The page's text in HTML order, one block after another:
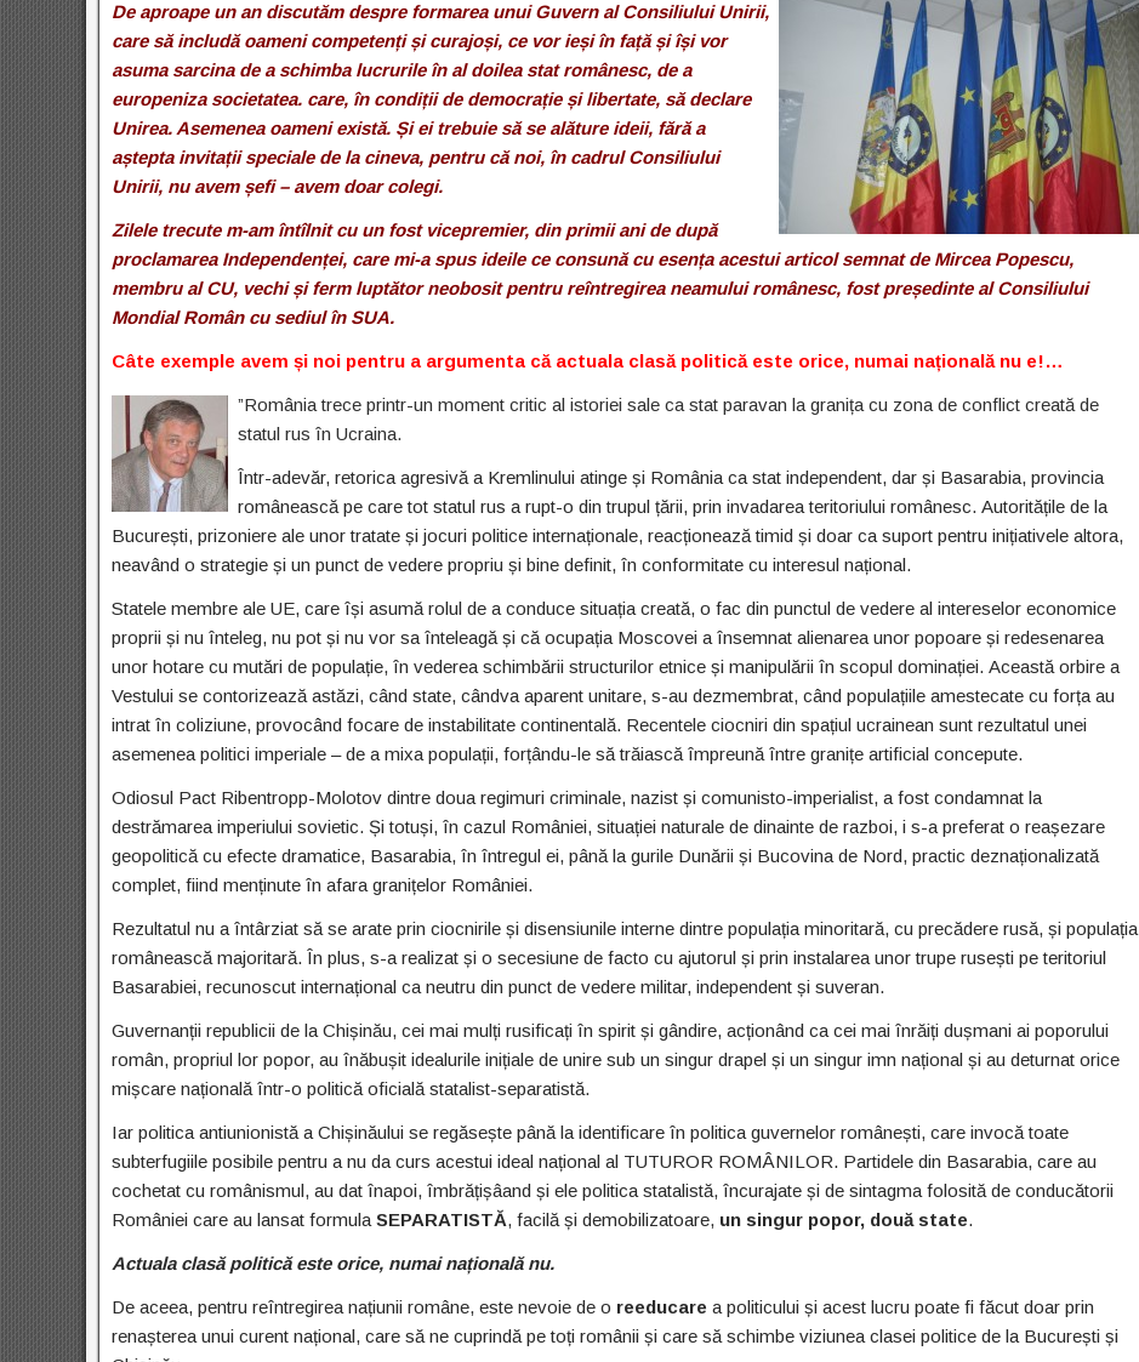
De aproape un an discutăm despre formarea unui Guvern al Consiliului Unirii,
care să includă oameni competenți și curajoși, ce vor ieși în față și își vor
asuma sarcina de a schimba lucrurile în al doilea stat românesc, de a
europeniza societatea. care, în condiții de democrație și libertate, să declare
Unirea. Asemenea oameni există. Și ei trebuie să se alăture ideii, fără a
aștepta invitații speciale de la cineva, pentru că noi, în cadrul Consiliului
Unirii, nu avem șefi – avem doar colegi.
Zilele trecute m-am întîlnit cu un fost vicepremier, din primii ani de după
proclamarea Independenței, care mi-a spus ideile ce consună cu esența acestui articol semnat de Mircea Popescu,
membru al CU, vechi și ferm luptător neobosit pentru reîntregirea neamului românesc, fost președinte al Consiliului
Mondial Român cu sediul în SUA.
Câte exemple avem și noi pentru a argumenta că actuala clasă politică este orice, numai națională nu e!…
”România trece printr-un moment critic al istoriei sale ca stat paravan la granița cu zona de conflict creată de
statul rus în Ucraina.
Într-adevăr, retorica agresivă a Kremlinului atinge și România ca stat independent, dar și Basarabia, provincia
românească pe care tot statul rus a rupt-o din trupul țării, prin invadarea teritoriului românesc. Autoritățile de la
București, prizoniere ale unor tratate și jocuri politice internaționale, reacționează timid și doar ca suport pentru inițiativele altora,
neavând o strategie și un punct de vedere propriu și bine definit, în conformitate cu interesul național.
Statele membre ale UE, care își asumă rolul de a conduce situația creată, o fac din punctul de vedere al intereselor economice
proprii și nu înteleg, nu pot și nu vor sa înteleagă și că ocupația Moscovei a însemnat alienarea unor popoare și redesenarea
unor hotare cu mutări de populație, în vederea schimbării structurilor etnice și manipulării în scopul dominației. Această orbire a
Vestului se contorizează astăzi, când state, cândva aparent unitare, s-au dezmembrat, când populațiile amestecate cu forța au
intrat în coliziune, provocând focare de instabilitate continentală. Recentele ciocniri din spațiul ucrainean sunt rezultatul unei
asemenea politici imperiale – de a mixa populații, forțându-le să trăiască împreună între granițe artificial concepute.
Odiosul Pact Ribentropp-Molotov dintre doua regimuri criminale, nazist și comunisto-imperialist, a fost condamnat la
destrămarea imperiului sovietic. Și totuși, în cazul României, situației naturale de dinainte de razboi, i s-a preferat o reașezare
geopolitică cu efecte dramatice, Basarabia, în întregul ei, până la gurile Dunării și Bucovina de Nord, practic deznaționalizată
complet, fiind menținute în afara granițelor României.
Rezultatul nu a întârziat să se arate prin ciocnirile și disensiunile interne dintre populația minoritară, cu precădere rusă, și populația
românească majoritară. În plus, s-a realizat și o secesiune de facto cu ajutorul și prin instalarea unor trupe rusești pe teritoriul
Basarabiei, recunoscut internațional ca neutru din punct de vedere militar, independent și suveran.
Guvernanții republicii de la Chișinău, cei mai mulți rusificați în spirit și gândire, acționând ca cei mai înrăiți dușmani ai poporului
român, propriul lor popor, au înăbușit idealurile inițiale de unire sub un singur drapel și un singur imn național și au deturnat orice
mișcare națională într-o politică oficială statalist-separatistă.
Iar politica antiunionistă a Chișinăului se regăsește până la identificare în politica guvernelor românești, care invocă toate
subterfugiile posibile pentru a nu da curs acestui ideal național al TUTUROR ROMÂNILOR. Partidele din Basarabia, care au
cochetat cu românismul, au dat înapoi, îmbrățișâand și ele politica statalistă, încurajate și de sintagma folosită de conducătorii
României care au lansat formula SEPARATISTĂ, facilă și demobilizatoare, un singur popor, două state.
Actuala clasă politică este orice, numai națională nu.
De aceea, pentru reîntregirea națiunii române, este nevoie de o reeducare a politicului și acest lucru poate fi făcut doar prin
renașterea unui curent național, care să ne cuprindă pe toți românii și care să schimbe viziunea clasei politice de la București și